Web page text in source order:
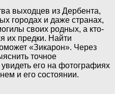
выходцев из Дербента,
городах и даже странах,
своих родных, а кто-
их предки. Найти
«Зикарон». Через
точное
его на фотографиях
и его состоянии.